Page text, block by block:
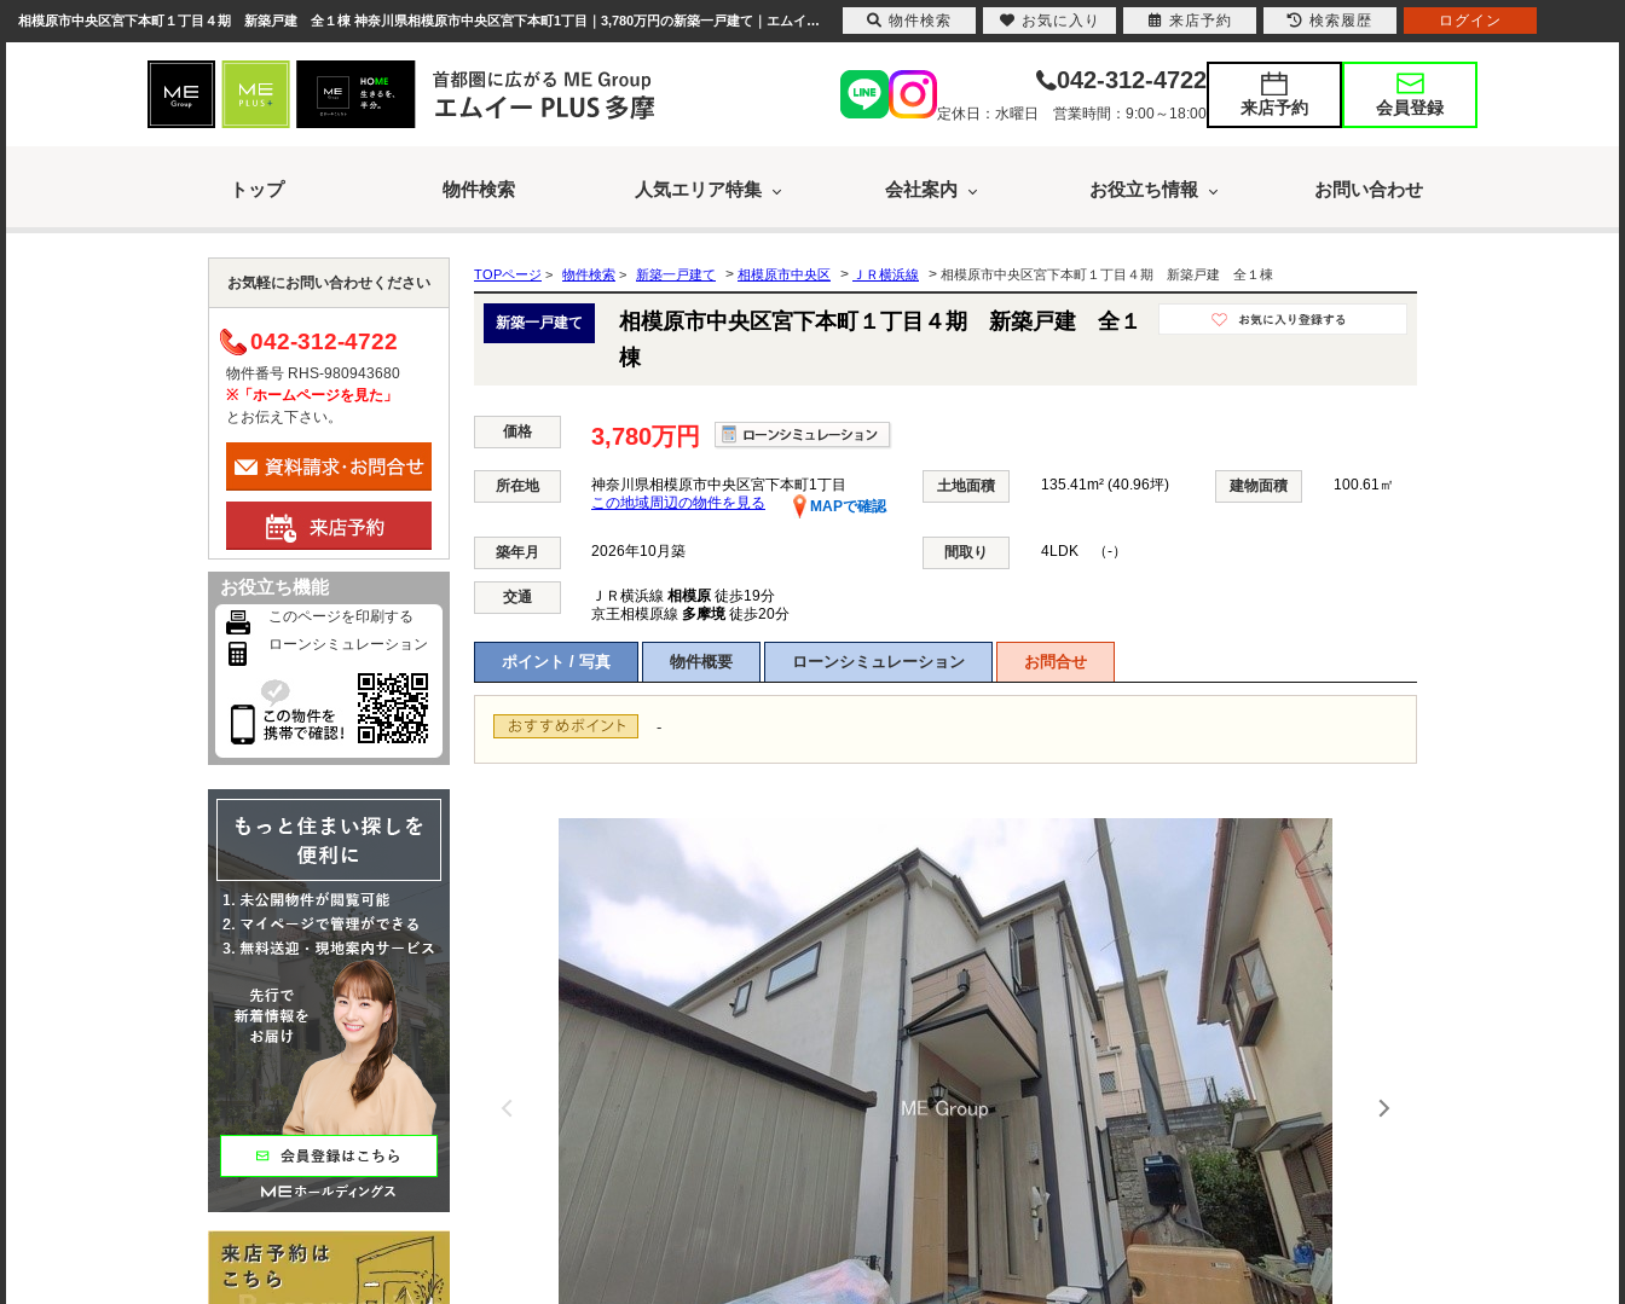
相模原市中央区宮下本町１丁目４期 新築戸建 全１棟 神奈川県相模原市中央区宮下本町1丁目｜3,780万円の新築一戸建て｜エムイーPLUS多摩
042-312-4722
定休日：水曜日 営業時間：9:00～18:00 来店予約 会員登録
トップ 物件検索 人気エリア特集 会社案内 お役立ち情報 お問い合わせ
TOPページ > 物件検索 > 新築一戸建て > 相模原市中央区 > ＪＲ横浜線 > 相模原市中央区宮下本町１丁目４期 新築戸建 全１棟
新築一戸建て
相模原市中央区宮下本町１丁目４期 新築戸建 全１
棟
価格 3,780万円
所在地
神奈川県相模原市中央区宮下本町1丁目
MAPで確認
この地域周辺の物件を見る
土地面積 135.41m² (40.96坪) 建物面積 100.61㎡
築年月 2026年10月築 間取り 4LDK （-）
交通 ＪＲ横浜線 相模原 徒歩19分
京王相模原線 多摩境徒歩20分
ポイント / 写真 物件概要 ローンシミュレーション お問合せ
-
お気軽にお問い合わせください
042-312-4722
物件番号 RHS-980943680
※「ホームページを見た」
とお伝え下さい。
お役立ち機能
このページを印刷する
ローンシミュレーション
物件検索 お気に入り 来店予約 検索履歴 ログイン